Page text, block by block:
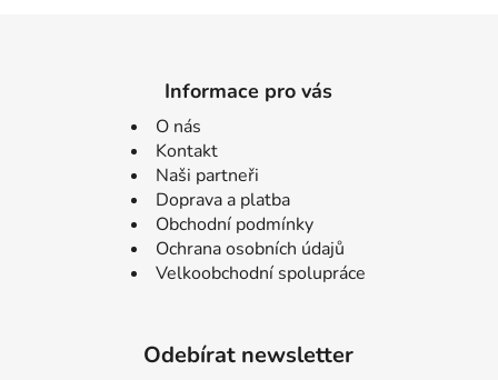
Informace pro vás
O nás
Kontakt
Naši partneři
Doprava a platba
Obchodní podmínky
Ochrana osobních údajů
Velkoobchodní spolupráce
Odebírat newsletter